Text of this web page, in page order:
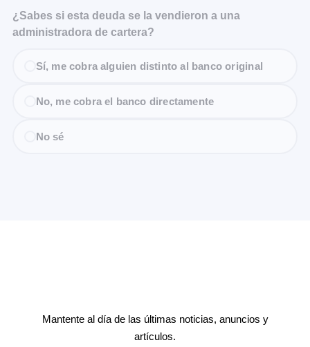
¿Sabes si esta deuda se la vendieron a una
administradora de cartera?
Sí, me cobra alguien distinto al banco original
No, me cobra el banco directamente
No sé
Mantente al día de las últimas noticias, anuncios y
artículos.